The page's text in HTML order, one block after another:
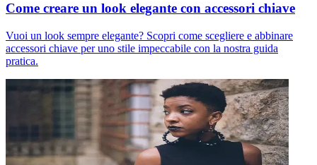
Come creare un look elegante con accessori chiave
Vuoi un look sempre elegante? Scopri come scegliere e abbinare
accessori chiave per uno stile impeccabile con la nostra guida
pratica.